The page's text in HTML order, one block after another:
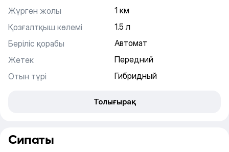
Жүрген жолы
1 км
Қозғалтқыш көлемі
1.5 л
Беріліс қорабы
Автомат
Жетек
Передний
Отын түрі
Гибридный
Толығырақ
Сипаты